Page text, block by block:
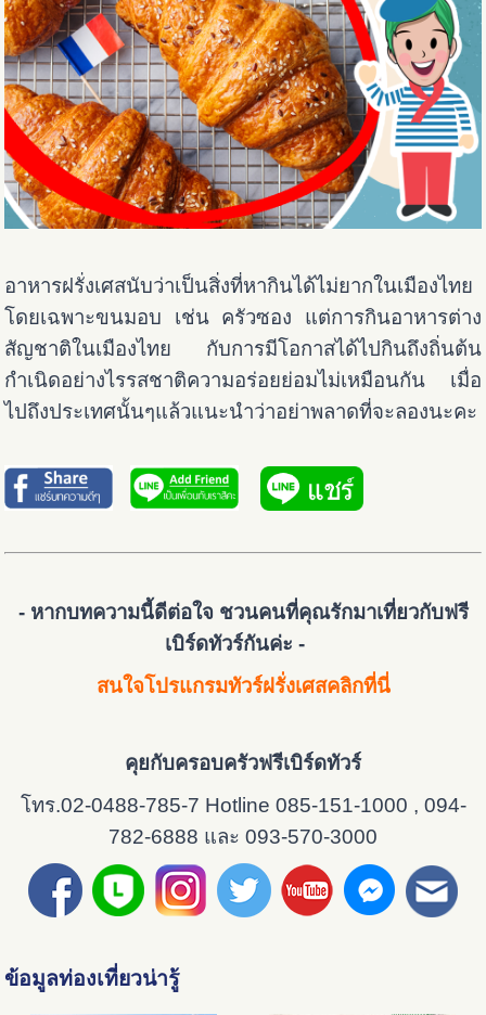
อาหารฝรั่งเศสนับว่าเป็นสิ่งที่หากินได้ไม่ยากในเมืองไทย
โดยเฉพาะขนมอบ เช่น ครัวซอง แต่การกินอาหารต่าง
สัญชาติในเมืองไทย กับการมีโอกาสได้ไปกินถึงถิ่นต้น
กำเนิดอย่างไรรสชาติความอร่อยย่อมไม่เหมือนกัน เมื่อ
ไปถึงประเทศนั้นๆแล้วแนะนำว่าอย่าพลาดที่จะลองนะคะ
- หากบทความนี้ดีต่อใจ ชวนคนที่คุณรักมาเที่ยวกับฟรี
เบิร์ดทัวร์กันค่ะ -
สนใจโปรแกรมทัวร์ฝรั่งเศสคลิกที่นี่
คุยกับครอบครัวฟรีเบิร์ดทัวร์
โทร.02-0488-785-7 Hotline 085-151-1000 , 094-
782-6888 และ 093-570-3000
ข้อมูลท่องเที่ยวน่ารู้